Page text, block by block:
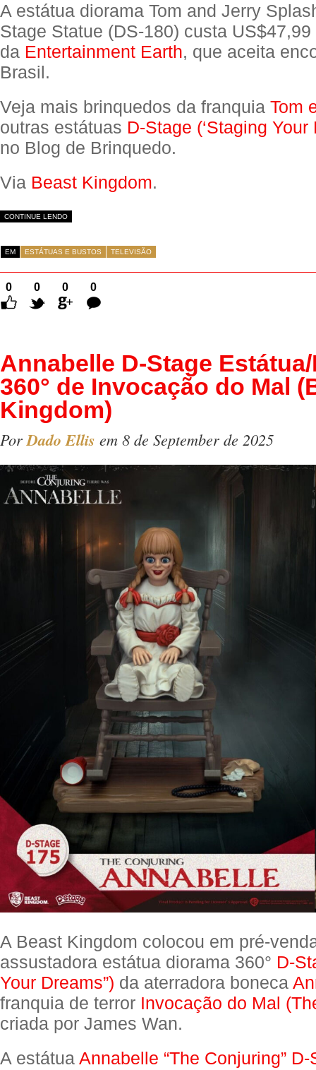
A estátua diorama Tom and Jerry
Stage Statue (DS-180) custa
da Entertainment Earth, que aceita
Brasil.
Veja mais brinquedos da franquia Tom
outras estátuas D-Stage (‘Staging Your
no Blog de Brinquedo.
Via Beast Kingdom.
CONTINUE LENDO
EM ESTÁTUAS E BUSTOS TELEVISÃO
0 0 0
0
Comentários
Annabelle D-Stage
360° de Invocação do Mal
Kingdom)
PorDado Ellis em 8 de September de 2025
A Beast Kingdom colocou em pré-
assustadora estátua diorama 360° D-
Your Dreams”) da aterradora boneca
franquia de terror Invocação do Mal
criada por James Wan.
A estátua Annabelle “The Conjuring”